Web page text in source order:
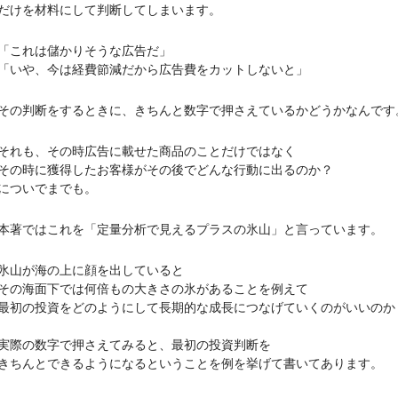
材料にして判断してしまいます。
は儲かりそうな広告だ」
、今は経費節減だから広告費をカットしないと」
断をするときに、きちんと数字で押さえているかどうかなんです
、その時広告に載せた商品のことだけではなく
に獲得したお客様がその後でどんな行動に出るのか？
でまでも。
はこれを「定量分析で見えるプラスの氷山」と言っています。
海の上に顔を出していると
面下では何倍もの大きさの氷があることを例えて
投資をどのようにして長期的な成長につなげていくのがいいのか
数字で押さえてみると、最初の投資判断を
とできるようになるということを例を挙げて書いてあります。